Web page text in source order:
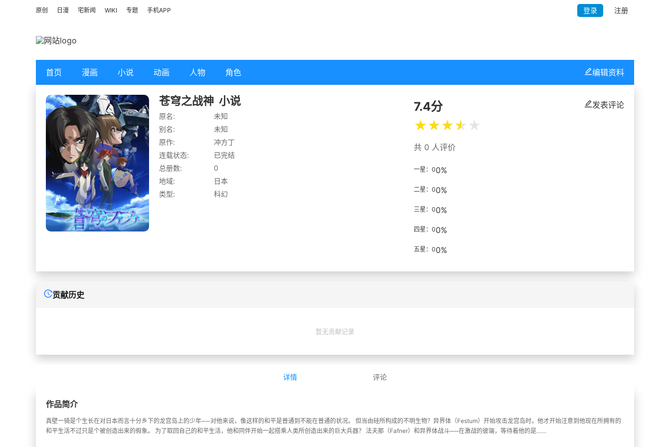
原创 日漫 宅新闻 WIKI 专题 手机APP 登录 注册
首页 漫画 小说 动画 人物 角色
苍穹之战神 小说
原名:
未知
别名:
未知
原作:
冲方丁
连载状态:
已完结
总册数:
0
地域:
日本
类型:
科幻
发表评论
7.4分
★★★★ ★
共 0 人评价
一星：00%
二星：00%
三星：00%
四星：00%
五星：00%
编辑资料
贡献历史
暂无贡献记录
详情 评论
作品简介
真壁一骑是个生长在对日本而言十分乡下的龙宫岛上的少年──对他来说，像这样的和平是普通到不能在普通的状况。 但当由硅所构成的不明生物？异界体（Festum）开始攻击龙宫岛时，他才开始注意到他现在所拥有的
和平生活不过只是个被创造出来的假象。 为了取回自己的和平生活，他和同伴开始一起搭乘人类所创造出来的巨大兵器？ 法夫那（Fafner）和异界体战斗──在激战的彼端，等待着他的是……